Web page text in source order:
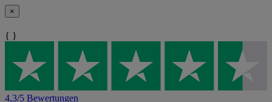
×
{ }
4,3/5 Bewertungen